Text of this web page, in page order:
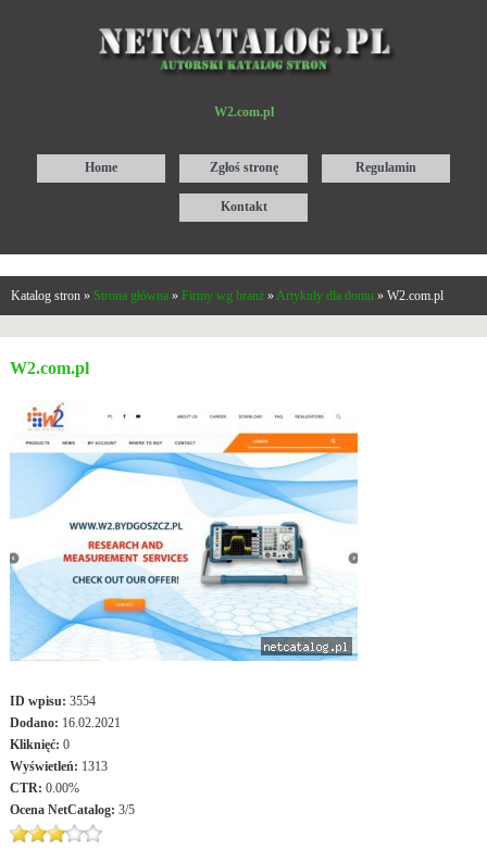
W2.com.pl
Home Zgłoś stronę Regulamin
Kontakt
Katalog stron » Strona główna » Firmy wg branż » Artykuły dla domu » W2.com.pl
W2.com.pl
ID wpisu: 3554
Dodano: 16.02.2021
Kliknięć: 0
Wyświetleń: 1313
CTR: 0.00%
Ocena NetCatalog: 3/5